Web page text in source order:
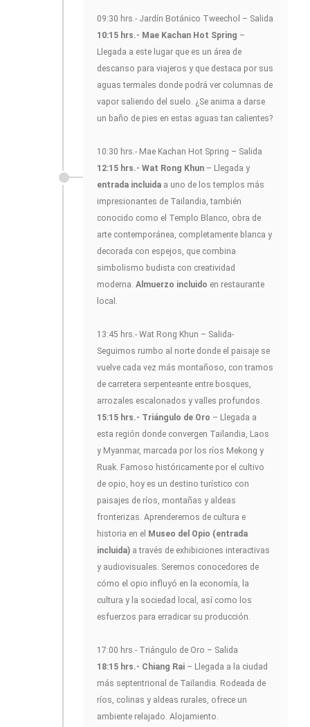
09:30 hrs.- Jardín Botánico Tweechol – Salida
10:15 hrs.- Mae Kachan Hot Spring –
Llegada a este lugar que es un área de
descanso para viajeros y que destaca por sus
aguas termales donde podrá ver columnas de
vapor saliendo del suelo. ¿Se anima a darse
un baño de pies en estas aguas tan calientes?
10:30 hrs.- Mae Kachan Hot Spring – Salida
12:15 hrs.- Wat Rong Khun – Llegada y
entrada incluida a uno de los templos más
impresionantes de Tailandia, también
conocido como el Templo Blanco, obra de
arte contemporánea, completamente blanca y
decorada con espejos, que combina
simbolismo budista con creatividad
moderna. Almuerzo incluido en restaurante
local.
13:45 hrs.- Wat Rong Khun – Salida-
Seguimos rumbo al norte donde el paisaje se
vuelve cada vez más montañoso, con tramos
de carretera serpenteante entre bosques,
arrozales escalonados y valles profundos.
15:15 hrs.- Triángulo de Oro – Llegada a
esta región donde convergen Tailandia, Laos
y Myanmar, marcada por los ríos Mekong y
Ruak. Famoso históricamente por el cultivo
de opio, hoy es un destino turístico con
paisajes de ríos, montañas y aldeas
fronterizas. Aprenderemos de cultura e
historia en el Museo del Opio (entrada
incluida) a través de exhibiciones interactivas
y audiovisuales. Seremos conocedores de
cómo el opio influyó en la economía, la
cultura y la sociedad local, así como los
esfuerzos para erradicar su producción.
17:00 hrs.- Triángulo de Oro – Salida
18:15 hrs.- Chiang Rai – Llegada a la ciudad
más septentrional de Tailandia. Rodeada de
ríos, colinas y aldeas rurales, ofrece un
ambiente relajado. Alojamiento.